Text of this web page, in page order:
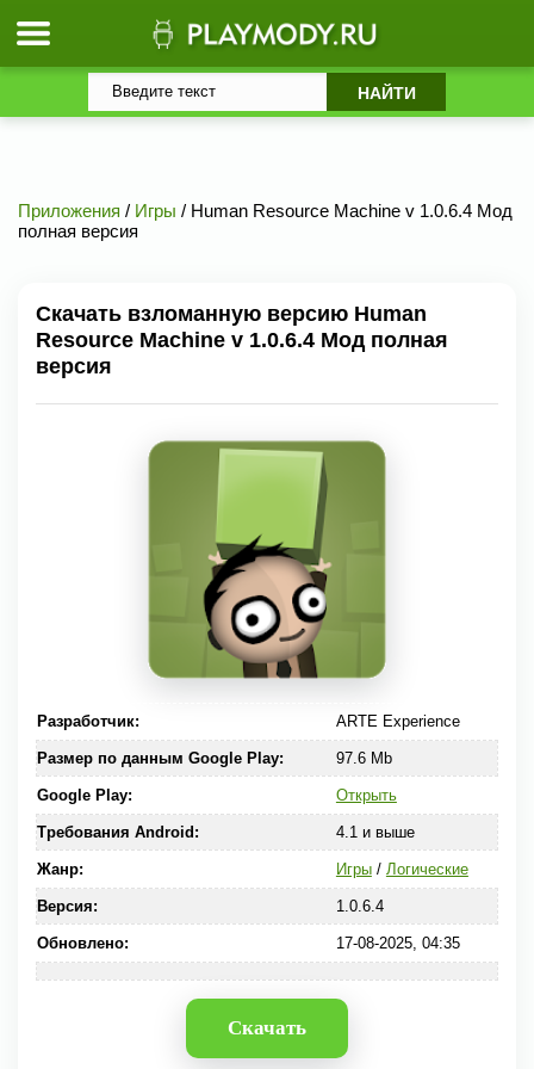
Приложения / Игры / Human Resource Machine v 1.0.6.4 Мод
полная версия
Скачать взломанную версию Human
Resource Machine v 1.0.6.4 Мод полная
версия
Разработчик: ARTE Experience
Размер по данным Google Play: 97.6 Mb
Google Play: Открыть
Требования Android: 4.1 и выше
Жанр: Игры/ Логические
Версия: 1.0.6.4
Обновлено: 17-08-2025, 04:35
Скачать